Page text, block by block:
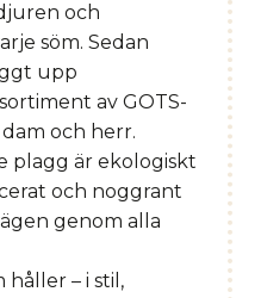
och
söm. Sedan
upp
av GOTS-
och herr.
plagg är ekologiskt
och noggrant
genom alla
håller – i stil,